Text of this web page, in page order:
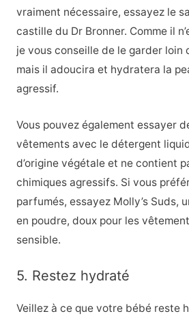
vraiment nécessaire, essayez le
castille du Dr Bronner. Comme il
je vous conseille de le garder loin
mais il adoucira et hydratera la
agressif.
Vous pouvez également essayer
vêtements avec le détergent
d’origine végétale et ne contient
chimiques agressifs. Si vous
parfumés, essayez Molly’s Suds,
en poudre, doux pour les
sensible.
5. Restez hydraté
Veillez à ce que votre bébé reste